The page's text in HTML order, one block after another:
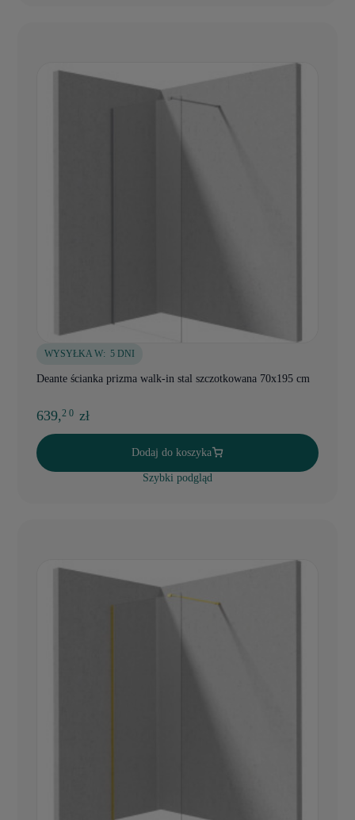
WYSYŁKA W: 5 DNI
Deante ścianka prizma walk-in stal szczotkowana 70x195 cm
639,2 0 zł
Dodaj do koszyka
Szybki podgląd